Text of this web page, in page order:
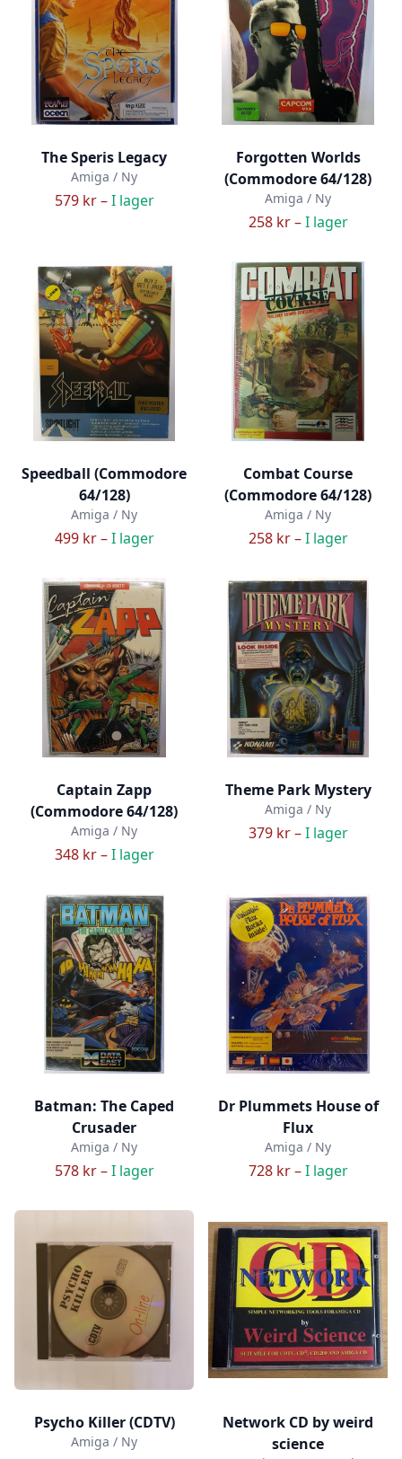
The Speris Legacy
Amiga / Ny
579 kr –I lager
Forgotten Worlds
(Commodore 64/128)
Amiga / Ny
258 kr –I lager
Speedball (Commodore
64/128)
Amiga / Ny
499 kr –I lager
Combat Course
(Commodore 64/128)
Amiga / Ny
258 kr –I lager
Captain Zapp
(Commodore 64/128)
Amiga / Ny
348 kr –I lager
Theme Park Mystery
Amiga / Ny
379 kr –I lager
Batman: The Caped
Crusader
Amiga / Ny
578 kr –I lager
Dr Plummets House of
Flux
Amiga / Ny
728 kr –I lager
Psycho Killer (CDTV)
Amiga / Ny
Network CD by weird
science